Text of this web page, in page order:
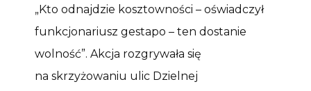
„Kto odnajdzie kosztowności – oświadczył
funkcjonariusz gestapo – ten dostanie
wolność”. Akcja rozgrywała się
na skrzyżowaniu ulic Dzielnej